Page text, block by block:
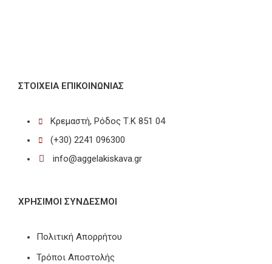
ΣΤΟΙΧΕΊΑ ΕΠΙΚΟΙΝΩΝΊΑΣ
Κρεμαστή, Ρόδος Τ.Κ 851 04
(+30) 2241 096300
info@aggelakiskava.gr
ΧΡΗΣΙΜΟΙ ΣΥΝΔΕΣΜΟΙ
Πολιτική Απορρήτου
Τρόποι Αποστολής